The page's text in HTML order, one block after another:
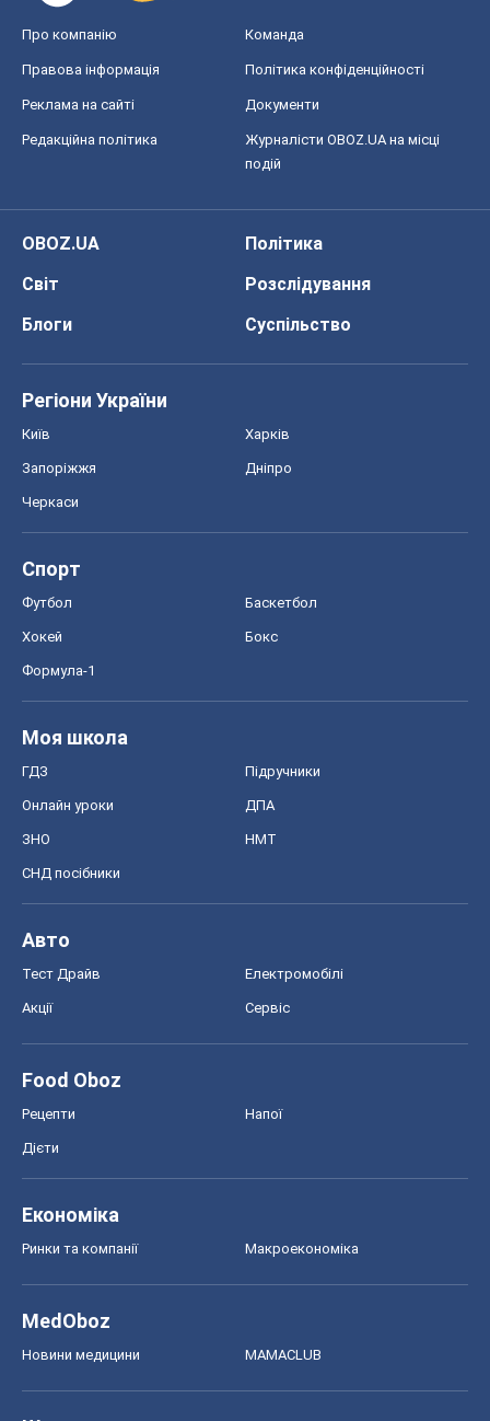
Про компанію Команда
Правова інформація Політика конфіденційності
Реклама на сайті Документи
Редакційна політика
Журналісти OBOZ.UA на місці
подій
OBOZ.UA
Політика
Світ
Розслідування
Блоги
Суспільство
Регіони України
Київ Харків
Запоріжжя Дніпро
Черкаси
Спорт
Футбол Баскетбол
Хокей Бокс
Формула-1
Моя школа
ГДЗ Підручники
Онлайн уроки ДПА
ЗНО НМТ
СНД посібники
Авто
Тест Драйв Електромобілі
Акції Сервіс
Food Oboz
Рецепти Напої
Дієти
Економіка
Ринки та компанії Макроекономіка
MedOboz
Новини медицини MAMACLUB